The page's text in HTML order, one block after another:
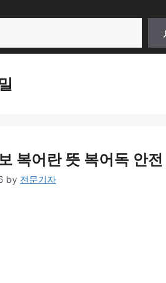
복어란 뜻 복어독 안
by 전문기자